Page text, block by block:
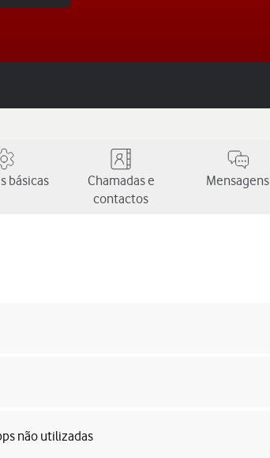
básicas
Chamadas e
contactos
Mensagens
não utilizadas